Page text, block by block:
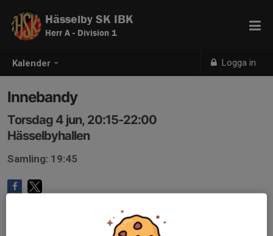
Kalender Logga in
Hässelby SK IBK
Herr A - Division 1
Innebandy
Torsdag 4 jun, 20:15-22:00
Hässelbyhallen
Samling: 19:45